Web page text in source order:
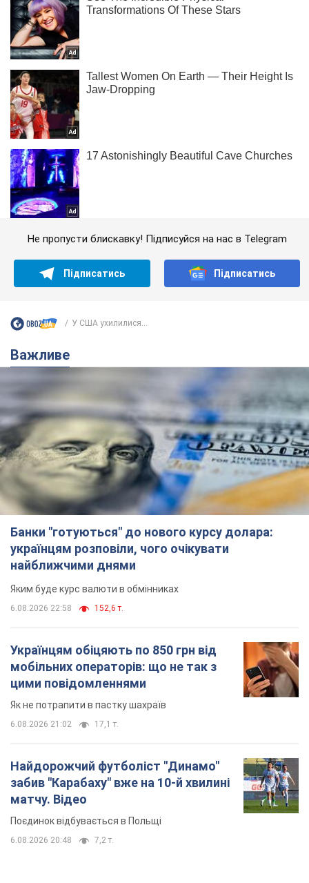
Не пропусти блискавку! Підписуйся на нас в Telegram
Підписатись Підписатись
У США ухилилися...
Важливе
Банки "готуються" до нового курсу долара:
українцям розповіли, чого очікувати
найближчими днями
Яким буде курс валюти в обмінниках
6.08.2026 22:58 152,6 т.
Українцям обіцяють по 850 грн від
мобільних операторів: що не так з
цими повідомленнями
Як не потрапити в пастку шахраїв
6.08.2026 21:02 17,1 т.
Найдорожчий футболіст "Динамо"
забив "Карабаху" вже на 10-й хвилині
матчу. Відео
Поєдинок відбувається в Польщі
6.08.2026 20:48 7,2 т.